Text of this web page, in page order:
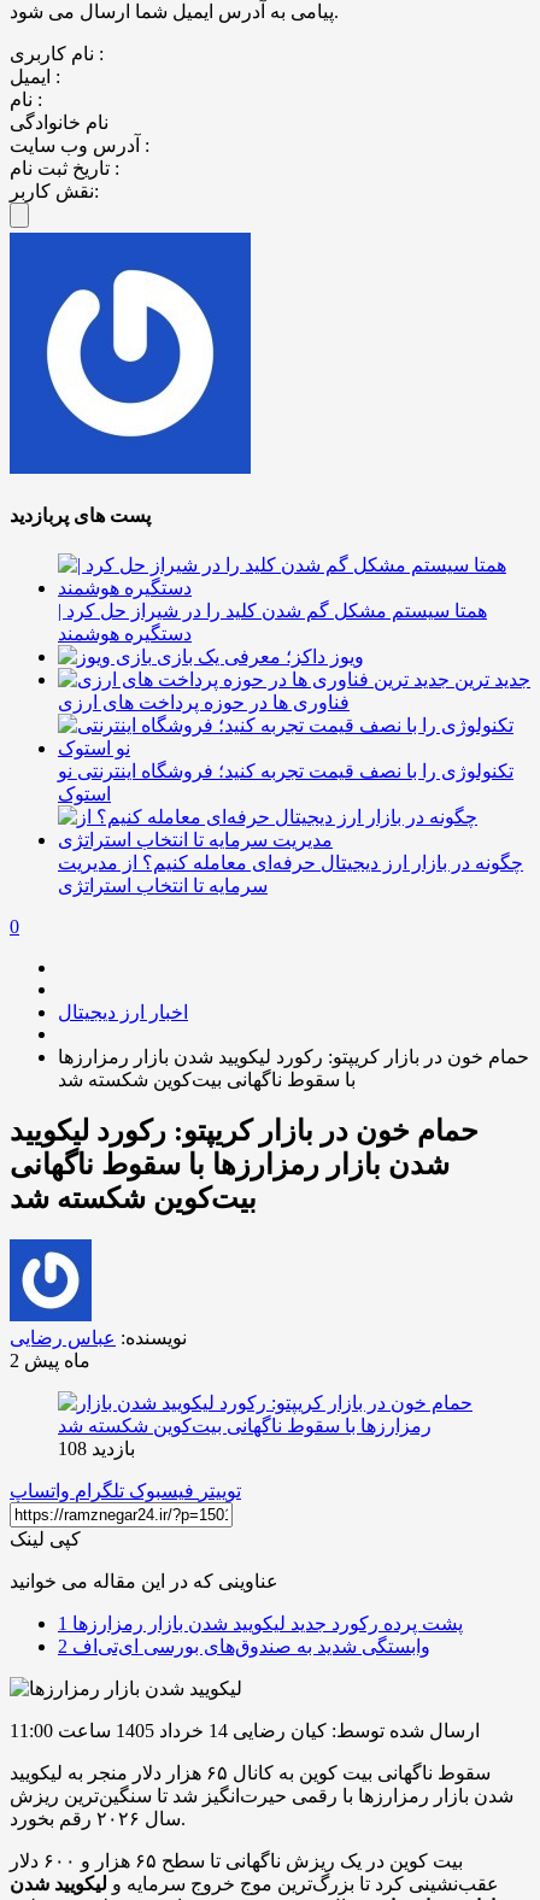
پیامی به آدرس ایمیل شما ارسال می شود.
نام کاربری :
ایمیل :
نام :
نام خانوادگی
آدرس وب سایت :
تاریخ ثبت نام :
نقش کاربر:
پست های پربازدید
همتا سیستم مشکل گم شدن کلید را در شیراز حل کرد |
دستگیره هوشمند
ویوز داکز؛ معرفی یک بازی
جدید ترین
فناوری ها در حوزه پرداخت های ارزی
تکنولوژی را با نصف قیمت تجربه کنید؛ فروشگاه اینترنتی نو
استوک
چگونه در بازار ارز دیجیتال حرفه‌ای معامله کنیم؟ از مدیریت
سرمایه تا انتخاب استراتژی
0
اخبار ارز دیجیتال
حمام خون در بازار کریپتو: رکورد لیکویید شدن بازار رمزارزها
با سقوط ناگهانی بیت‌کوین شکسته شد
حمام خون در بازار کریپتو: رکورد لیکویید
شدن بازار رمزارزها با سقوط ناگهانی
بیت‌کوین شکسته شد
نویسنده: عباس رضایی
2 ماه پیش
بازدید 108
توییتر فیسبوک تلگرام واتساپ
کپی لینک
عناوینی که در این مقاله می خوانید
1 پشت پرده رکورد جدید لیکویید شدن بازار رمزارزها
2 وابستگی شدید به صندوق‌های بورسی ای‌تی‌اف
ارسال شده توسط: کیان رضایی 14 خرداد 1405 ساعت 11:00
سقوط ناگهانی بیت کوین به کانال ۶۵ هزار دلار منجر به لیکویید
شدن بازار رمزارزها با رقمی حیرت‌انگیز شد تا سنگین‌ترین ریزش
سال ۲۰۲۶ رقم بخورد.
بیت کوین در یک ریزش ناگهانی تا سطح ۶۵ هزار و ۶۰۰ دلار
عقب‌نشینی کرد تا بزرگ‌ترین موج خروج سرمایه و لیکویید شدن